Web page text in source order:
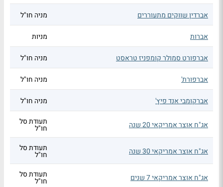
אברדין שווקים מתעוררים מניה חו"ל
אברות מניות
אברפורט סמולר קומפניז טראסט מניה חו"ל
אברפורת' מניה חו"ל
אברקומבי אנד פיץ' מניה חו"ל
אג"ח אוצר אמריקאי 20 שנה תעודת סל
חו"ל
אג"ח אוצר אמריקאי 30 שנה תעודת סל
חו"ל
אג"ח אוצר אמריקאי 7 שנים תעודת סל
חו"ל